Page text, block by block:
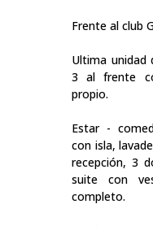
Frente al club
Ultima unidad
3 al frente
propio.
Estar -
con isla,
recepción, 3
suite con
completo.